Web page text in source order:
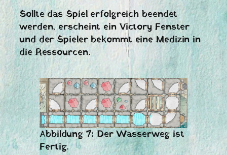
Sollte das Spiel erfolgreich beendet
werden, erscheint ein Victory Fenster
und der Spieler bekommt eine Medizin in
die Ressourcen.
Abbildung 7: Der Wasserweg ist
Fertig.